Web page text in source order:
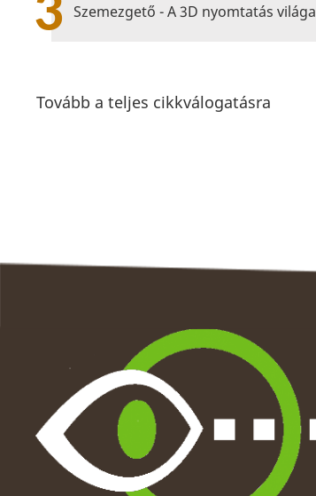
3 Szemezgető - A 3D nyomtatás világa
Tovább a teljes cikkválogatásra